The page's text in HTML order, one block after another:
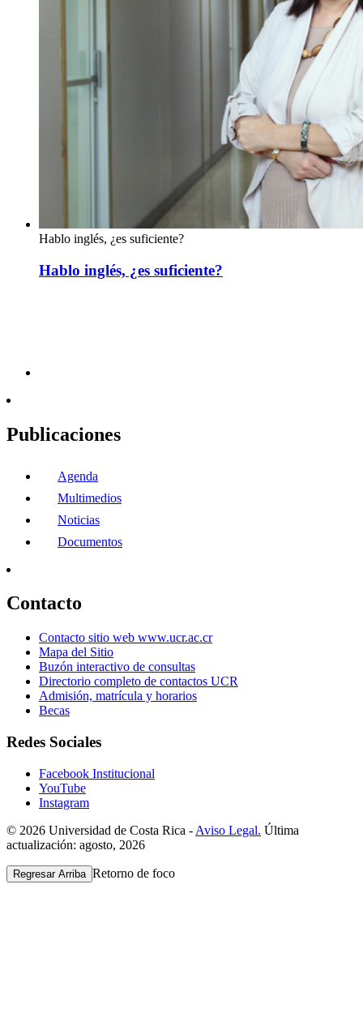
Hablo inglés, ¿es suficiente?
Hablo inglés, ¿es suficiente?
Publicaciones
Agenda
Multimedios
Noticias
Documentos
Contacto
Contacto sitio web www.ucr.ac.cr
Mapa del Sitio
Buzón interactivo de consultas
Directorio completo de contactos UCR
Admisión, matrícula y horarios
Becas
Redes Sociales
Facebook Institucional
YouTube
Instagram
© 2026 Universidad de Costa Rica - Aviso Legal. Última
actualización: agosto, 2026
Regresar Arriba Retorno de foco